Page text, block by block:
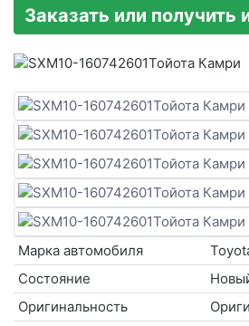
Заказать или
Марка автомобиля
Состояние
Оригинальность